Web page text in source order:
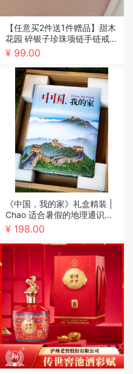
【任意买2件送1件赠品】甜木
花园 碎银子珍珠项链手链戒指
系列
¥ 99.00
《中国，我的家》礼盒精装 |
Chao 适合暑假的地理通识百
科，专家团倾力打造，700
彩，有趣好读，一读就上瘾
¥ 198.00